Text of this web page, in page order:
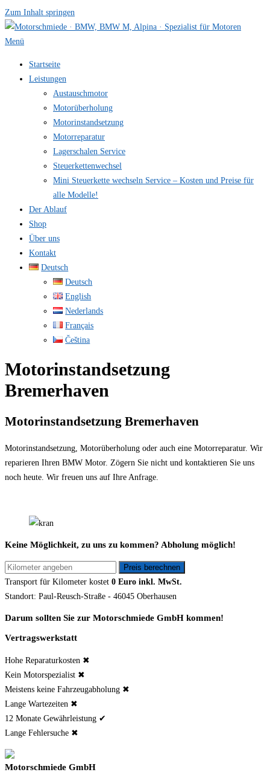
Zum Inhalt springen
Menü
Startseite
Leistungen
Austauschmotor
Motorüberholung
Motorinstandsetzung
Motorreparatur
Lagerschalen Service
Steuerkettenwechsel
Mini Steuer­kette wechseln Service – Kosten und Preise für
alle Modelle!
Der Ablauf
Shop
Über uns
Kontakt
Deutsch
Deutsch
English
Nederlands
Français
Čeština
Motorinstandsetzung
Bremerhaven
Motorinstandsetzung Bremerhaven
Motorinstandsetzung, Motorüberholung oder auch eine Motorreparatur. Wir
reparieren Ihren BMW Motor. Zögern Sie nicht und kontaktieren Sie uns
noch heute. Wir freuen uns auf Ihre Anfrage.
Keine Möglichkeit, zu uns zu kommen? Abholung möglich!
Transport für Kilometer kostet 0 Euro inkl. MwSt.
Standort: Paul-Reusch-Straße - 46045 Oberhausen
Darum sollten Sie zur Motorschmiede GmbH kommen!
Vertragswerkstatt
Hohe Reparaturkosten ✖
Kein Motorspezialist ✖
Meistens keine Fahrzeugabholung ✖
Lange Wartezeiten ✖
12 Monate Gewährleistung ✔
Lange Fehlersuche ✖
Motorschmiede GmbH